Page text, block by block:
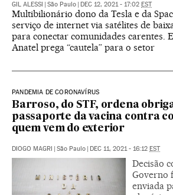
GIL ALESSI São Paulo DEC 12, 2021 - 17:02 EST
Multibilionário dono da Tesla e da
serviço de internet via satélites de
para conectar comunidades carentes.
Anatel prega “cautela” para o setor
PANDEMIA DE CORONAVÍRUS
Barroso, do STF, ordena
passaporte da vacina contra
quem vem do exterior
DIOGO MAGRI São Paulo DEC 11, 2021 - 16:12 EST
Decisão
Governo
enviada